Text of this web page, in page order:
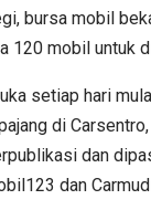
bursa mobil
120 mobil untuk
setiap hari
di
dan
dan